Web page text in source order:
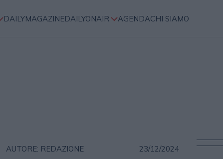
DAILYMAGAZINEDAILYONAIR AGENDACHI SIAMO
AUTORE: REDAZIONE 23/12/2024